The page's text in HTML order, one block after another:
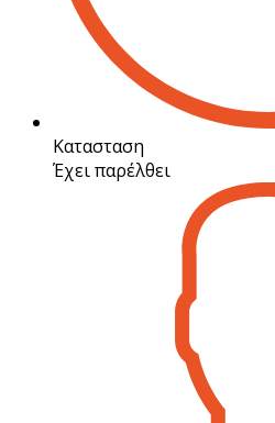
Κατασταση
Έχει παρέλθει